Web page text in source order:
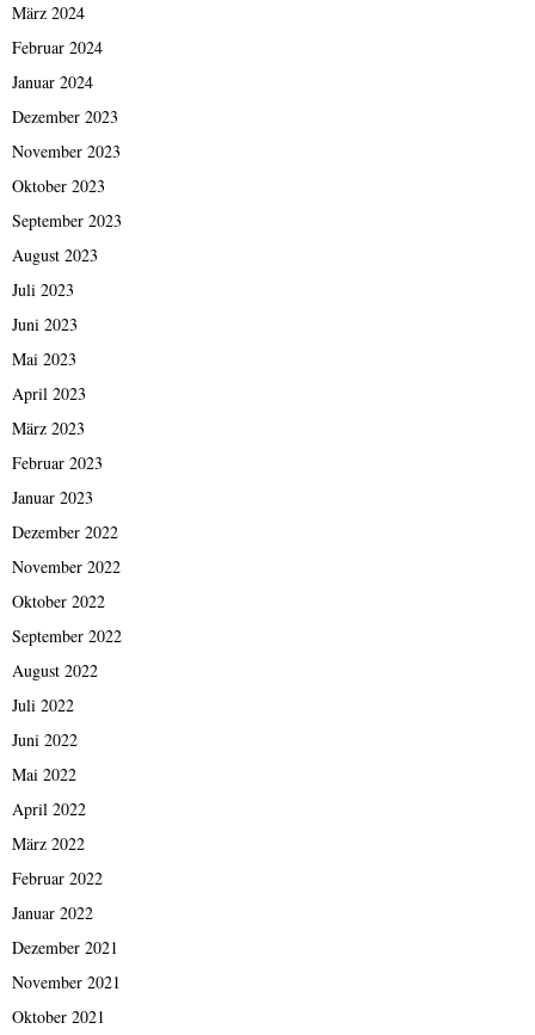
März 2024
Februar 2024
Januar 2024
Dezember 2023
November 2023
Oktober 2023
September 2023
August 2023
Juli 2023
Juni 2023
Mai 2023
April 2023
März 2023
Februar 2023
Januar 2023
Dezember 2022
November 2022
Oktober 2022
September 2022
August 2022
Juli 2022
Juni 2022
Mai 2022
April 2022
März 2022
Februar 2022
Januar 2022
Dezember 2021
November 2021
Oktober 2021